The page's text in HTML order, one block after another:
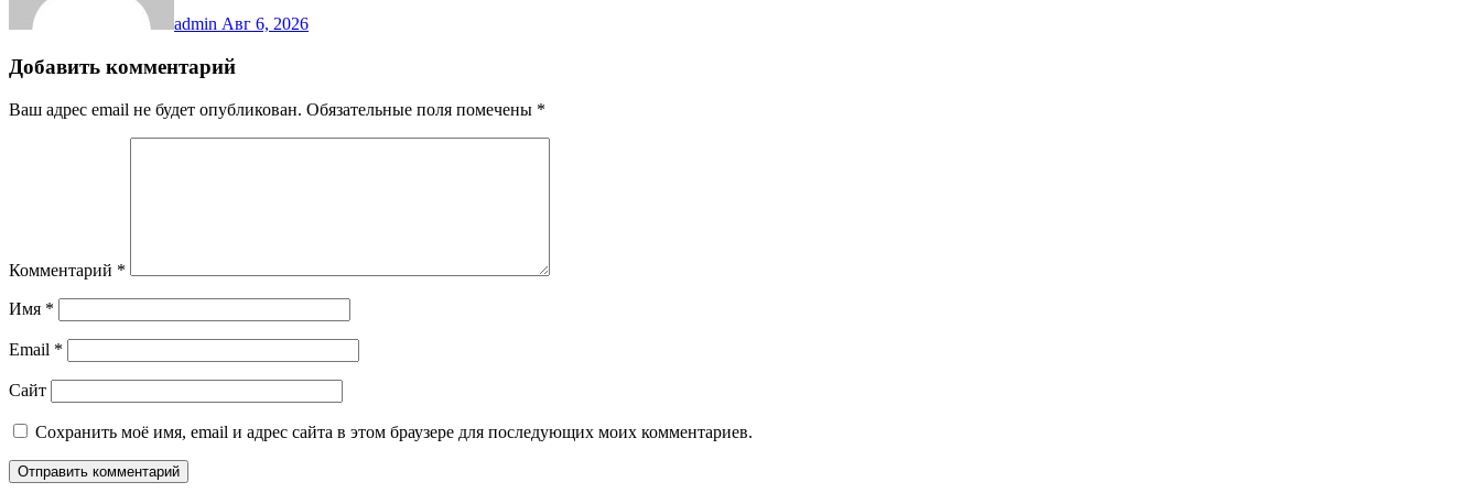
admin Авг 6, 2026
Добавить комментарий
Ваш адрес email не будет опубликован. Обязательные поля помечены *
Комментарий *
Имя *
Email *
Сайт
Сохранить моё имя, email и адрес сайта в этом браузере для последующих моих комментариев.